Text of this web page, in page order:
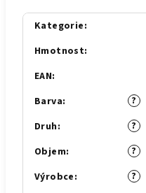
Kategorie:
Hmotnost:
EAN:
?
Barva:
?
Druh:
?
Objem:
?
Výrobce: